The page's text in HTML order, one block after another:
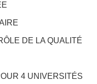
DE LA QUALITÉ
4 UNIVERSITÉS